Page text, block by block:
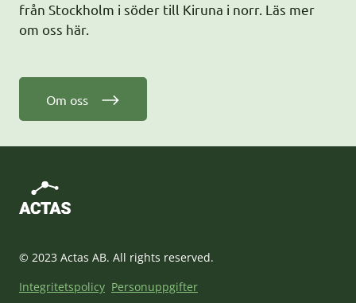
från Stockholm i söder till Kiruna i norr. Läs mer
om oss här.
Om oss
© 2023 Actas AB. All rights reserved.
Integritetspolicy Personuppgifter